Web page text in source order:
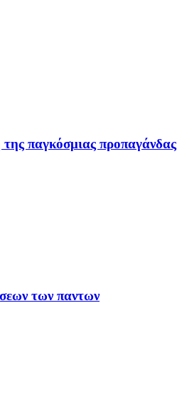
παγκόσμιας προπαγάνδας
των παντων